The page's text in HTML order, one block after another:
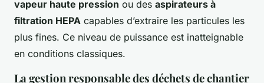
vapeur haute pression ou des aspirateurs à
filtration HEPA capables d’extraire les particules les
plus fines. Ce niveau de puissance est inatteignable
en conditions classiques.
La gestion responsable des déchets de chantier